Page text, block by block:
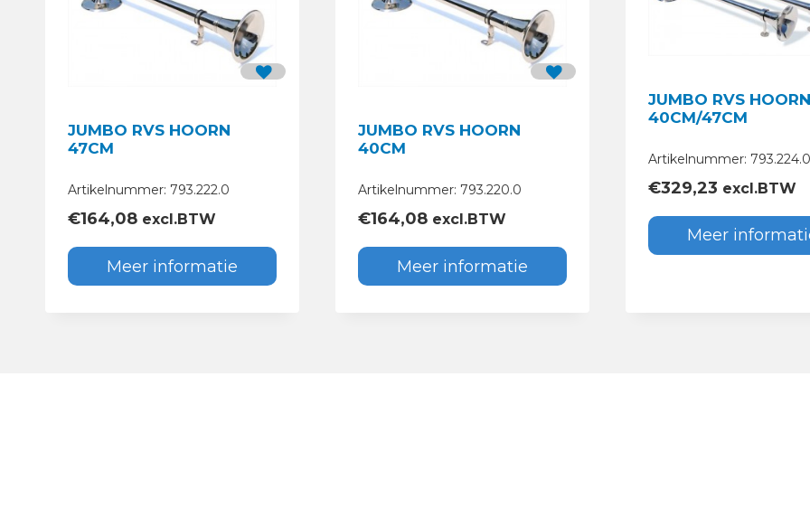
JUMBO RVS HOORN
47CM
Artikelnummer: 793.222.0
€164,08 excl.BTW
Meer informatie
JUMBO RVS HOORN
40CM
Artikelnummer: 793.220.0
€164,08 excl.BTW
Meer informatie
JUMBO RVS HOORN
40CM/47CM
Artikelnummer: 793.224.0
€329,23 excl.BTW
Meer